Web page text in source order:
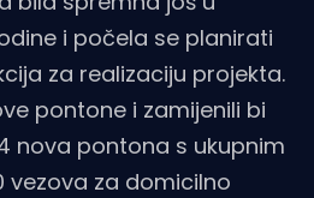
i počela se planirati
za realizaciju projekta.
pontone i zamijenili bi
nova pontona s ukupnim
vezova za domicilno